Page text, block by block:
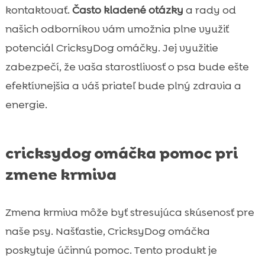
kontaktovať. Často kladené otázky a rady od
našich odborníkov vám umožnia plne využiť
potenciál CricksyDog omáčky. Jej využitie
zabezpečí, že vaša starostlivosť o psa bude ešte
efektívnejšia a váš priateľ bude plný zdravia a
energie.
cricksydog omáčka pomoc pri
zmene krmiva
Zmena krmiva môže byť stresujúca skúsenosť pre
naše psy. Našťastie, CricksyDog omáčka
poskytuje účinnú pomoc. Tento produkt je